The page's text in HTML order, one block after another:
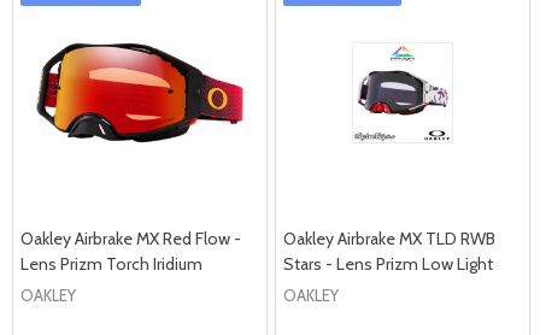
Oakley Airbrake MX Red Flow -
Lens Prizm Torch Iridium
OAKLEY
Oakley Airbrake MX TLD RWB
Stars - Lens Prizm Low Light
OAKLEY